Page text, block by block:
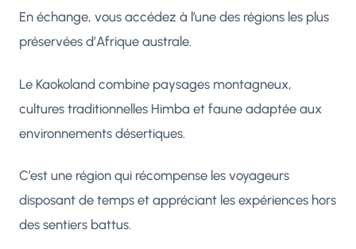
En échange, vous accédez à l’une des régions les plus
préservées d’Afrique australe.
Le Kaokoland combine paysages montagneux,
cultures traditionnelles Himba et faune adaptée aux
environnements désertiques.
C’est une région qui récompense les voyageurs
disposant de temps et appréciant les expériences hors
des sentiers battus.